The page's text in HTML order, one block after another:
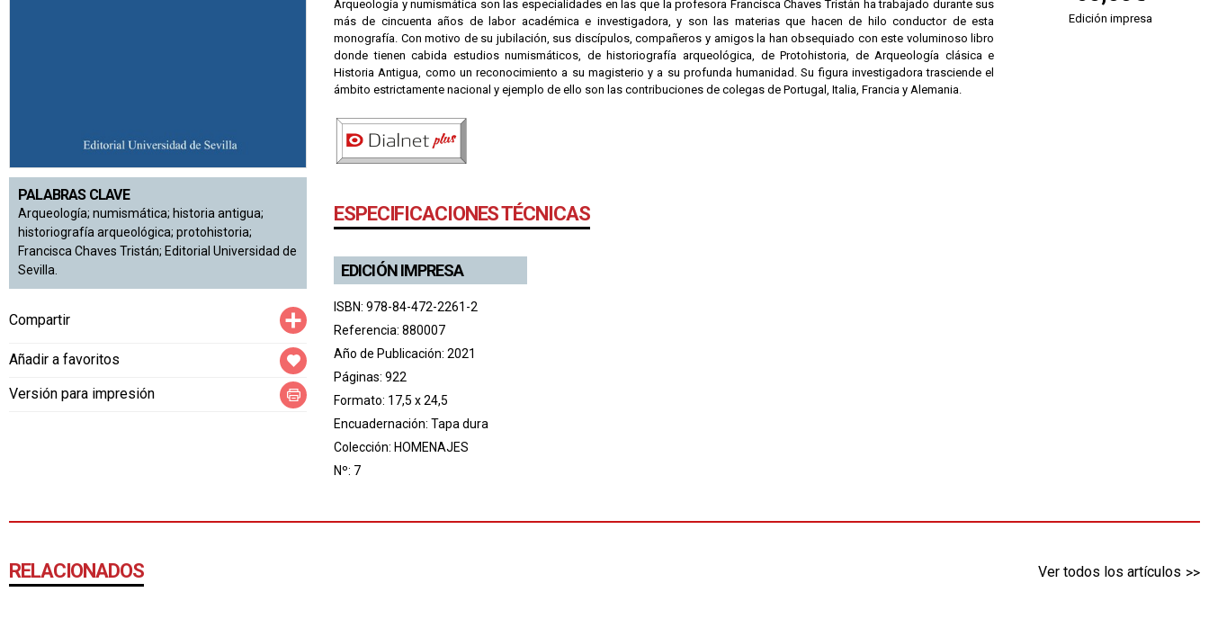
PALABRAS CLAVE
Arqueología; numismática; historia antigua;
historiografía arqueológica; protohistoria;
Francisca Chaves Tristán; Editorial Universidad de
Sevilla.
Compartir Compartir
Añadir a favoritos
Versión para impresión
Arqueología y numismática son las especialidades en las que la profesora Francisca Chaves Tristán ha trabajado durante sus
más de cincuenta años de labor académica e investigadora, y son las materias que hacen de hilo conductor de esta
monografía. Con motivo de su jubilación, sus discípulos, compañeros y amigos la han obsequiado con este voluminoso libro
donde tienen cabida estudios numismáticos, de historiografía arqueológica, de Protohistoria, de Arqueología clásica e
Historia Antigua, como un reconocimiento a su magisterio y a su profunda humanidad. Su figura investigadora trasciende el
ámbito estrictamente nacional y ejemplo de ello son las contribuciones de colegas de Portugal, Italia, Francia y Alemania.
ESPECIFICACIONES TÉCNICAS
EDICIÓN IMPRESA
ISBN: 978-84-472-2261-2
Referencia: 880007
Año de Publicación: 2021
Páginas: 922
Formato: 17,5 x 24,5
Encuadernación: Tapa dura
Colección: HOMENAJES
Nº: 7
Edición impresa
RELACIONADOS Ver todos los artículos